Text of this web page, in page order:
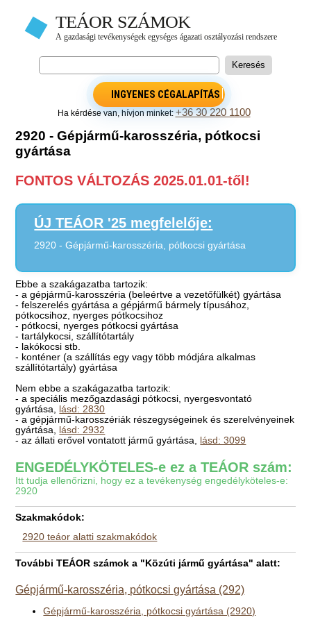
INGYENES CÉGALAPÍTÁS
Ha kérdése van, hívjon minket:+36 30 220 1100
2920 - Gépjármű-karosszéria, pótkocsi
gyártása
FONTOS VÁLTOZÁS 2025.01.01-től!
ÚJ TEÁOR '25 megfelelője:
2920 - Gépjármű-karosszéria, pótkocsi gyártása
Ebbe a szakágazatba tartozik:
- a gépjármű-karosszéria (beleértve a vezetőfülkét) gyártása
- felszerelés gyártása a gépjármű bármely típusához,
pótkocsihoz, nyerges pótkocsihoz
- pótkocsi, nyerges pótkocsi gyártása
- tartálykocsi, szállítótartály
- lakókocsi stb.
- konténer (a szállítás egy vagy több módjára alkalmas
szállítótartály) gyártása
Nem ebbe a szakágazatba tartozik:
- a speciális mezőgazdasági pótkocsi, nyergesvontató
gyártása, lásd: 2830
- a gépjármű-karosszériák részegységeinek és szerelvényeinek
gyártása, lásd: 2932
- az állati erővel vontatott jármű gyártása, lásd: 3099
ENGEDÉLYKÖTELES-e ez a TEÁOR szám:
Itt tudja ellenőrizni, hogy ez a tevékenység engedélyköteles-e:
2920
Szakmakódok:
2920 teáor alatti szakmakódok
További TEÁOR számok a "Közúti jármű gyártása" alatt:
Gépjármű-karosszéria, pótkocsi gyártása (292)
Gépjármű-karosszéria, pótkocsi gyártása (2920)